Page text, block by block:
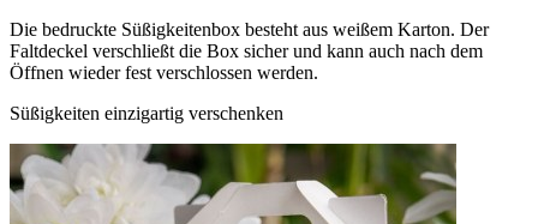
Die bedruckte Süßigkeitenbox besteht aus weißem Karton. Der
Faltdeckel verschließt die Box sicher und kann auch nach dem
Öffnen wieder fest verschlossen werden.
Süßigkeiten einzigartig verschenken